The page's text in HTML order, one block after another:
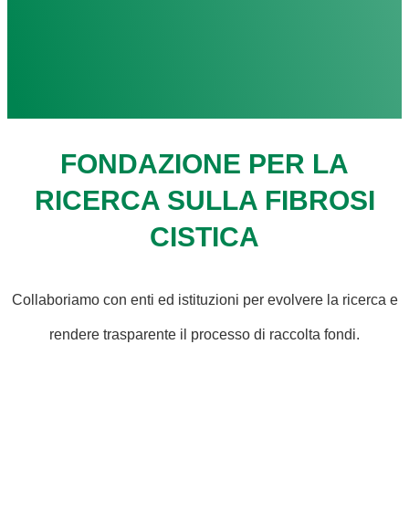
FONDAZIONE PER LA
RICERCA SULLA FIBROSI
CISTICA
Collaboriamo con enti ed istituzioni per evolvere la ricerca e
rendere trasparente il processo di raccolta fondi.